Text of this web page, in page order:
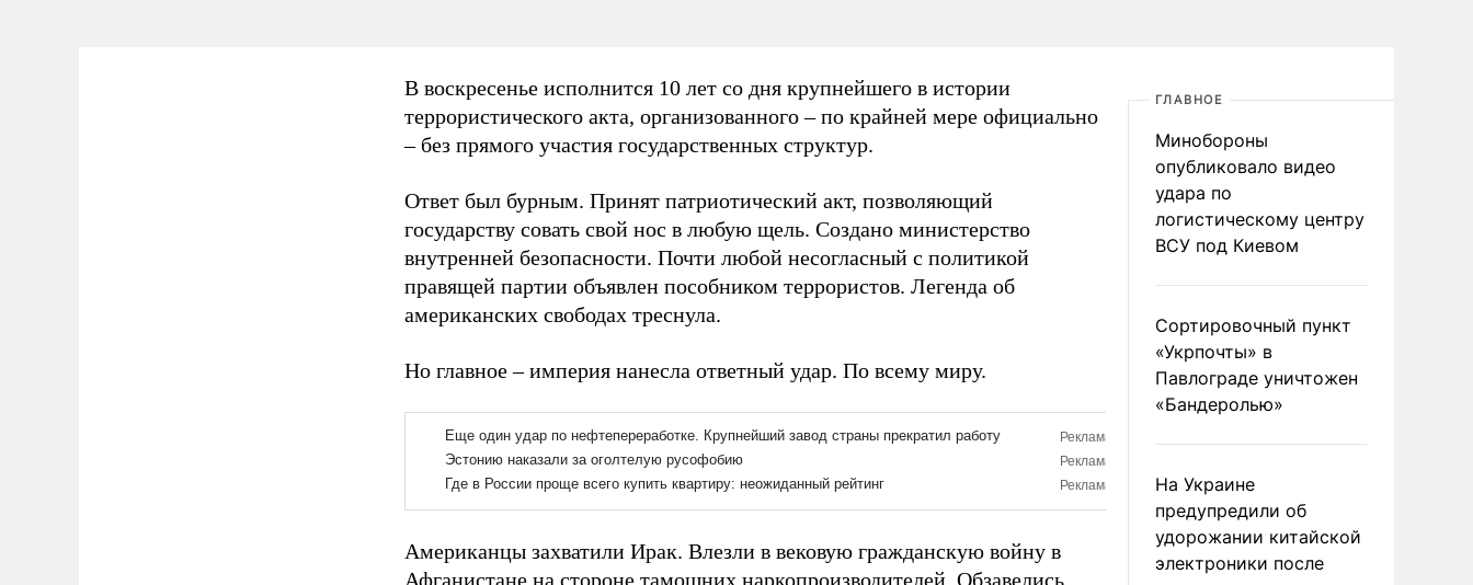
В воскресенье исполнится 10 лет со дня крупнейшего в истории
террористического акта, организованного – по крайней мере официально
– без прямого участия государственных структур.
Ответ был бурным. Принят патриотический акт, позволяющий
государству совать свой нос в любую щель. Создано министерство
внутренней безопасности. Почти любой несогласный с политикой
правящей партии объявлен пособником террористов. Легенда об
американских свободах треснула.
Но главное – империя нанесла ответный удар. По всему миру.
Американцы захватили Ирак. Влезли в вековую гражданскую войну в
Афганистане на стороне тамошних наркопроизводителей. Обзавелись
ГЛАВНОЕ
Минобороны
опубликовало видео
удара по
логистическому центру
ВСУ под Киевом
Сортировочный пункт
«Укрпочты» в
Павлограде уничтожен
«Бандеролью»
На Украине
предупредили об
удорожании китайской
электроники после